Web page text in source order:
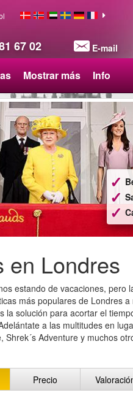
67 02 E-mail
Mostrar más Info
Ha
en Londres
estando de vacaciones, pero
más populares de Londres
la solución para acortar el
a las multitudes en
Shrek´s Adventure y muchos
Precio